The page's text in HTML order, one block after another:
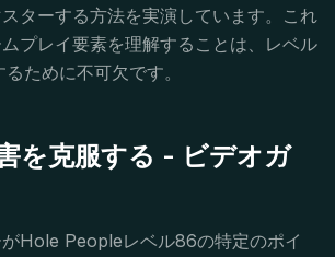
ターする方法を実演しています。これ
プレイ要素を理解することは、レベル
ために不可欠です。
を克服する - ビデオガ
Hole Peopleレベル86の特定のポイ